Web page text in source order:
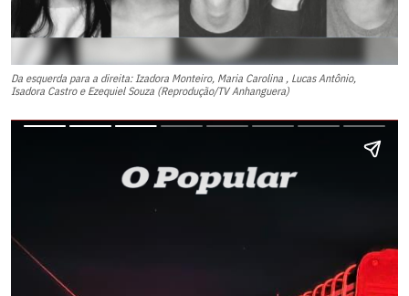
Da esquerda para a direita: Izadora Monteiro, Maria Carolina , Lucas Antônio,
Isadora Castro e Ezequiel Souza (Reprodução/TV Anhanguera)